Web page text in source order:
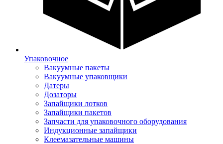
Упаковочное
Вакуумные пакеты
Вакуумные упаковщики
Датеры
Дозаторы
Запайщики лотков
Запайщики пакетов
Запчасти для упаковочного оборудования
Индукционные запайщики
Клеемазательные машины